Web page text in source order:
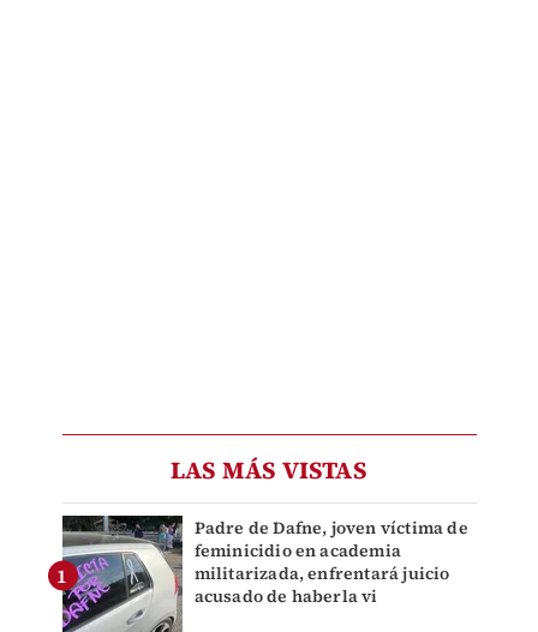
LAS MÁS VISTAS
Padre de Dafne, joven víctima de
feminicidio en academia
militarizada, enfrentará juicio
acusado de haberla vi